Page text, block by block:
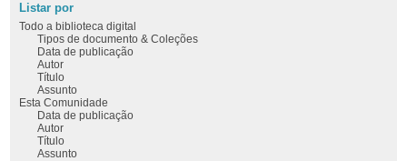
Listar por
Todo a biblioteca digital
Tipos de documento & Coleções
Data de publicação
Autor
Título
Assunto
Esta Comunidade
Data de publicação
Autor
Título
Assunto